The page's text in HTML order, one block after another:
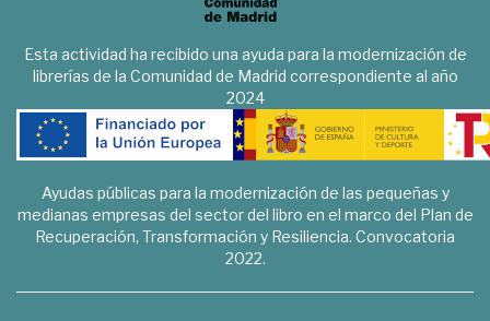
Esta actividad ha recibido una ayuda para la modernización de
librerías de la Comunidad de Madrid correspondiente al año
2024
Ayudas públicas para la modernización de las pequeñas y
medianas empresas del sector del libro en el marco del Plan de
Recuperación, Transformación y Resiliencia. Convocatoria
2022.